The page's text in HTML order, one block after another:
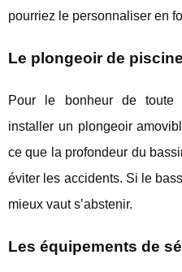
pourriez le personnaliser en
Le plongeoir de piscine
Pour le bonheur de toute
installer un plongeoir
ce que la profondeur du
éviter les accidents. Si le
mieux vaut s’abstenir.
Les équipements de